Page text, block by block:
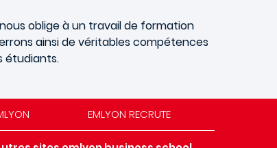
oblige à un travail de formation
ainsi de véritables compétences
étudiants.
EMLYON RECRUTE